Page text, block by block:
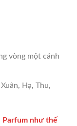
vòng một cánh
Hạ, Thu,
Parfum như thế